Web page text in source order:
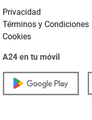
Privacidad
Términos y Condiciones
Cookies
A24 en tu móvil